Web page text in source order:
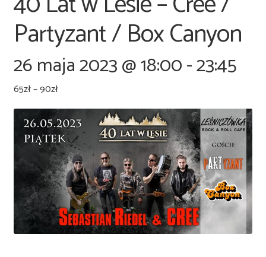
Partyzant / Box Canyon
26 maja 2023 @ 18:00-23:45
65zł – 90zł